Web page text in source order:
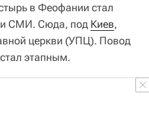
в Феофании стал
и СМИ. Сюда, под Киев,
церкви (УПЦ). Повод
этапным.